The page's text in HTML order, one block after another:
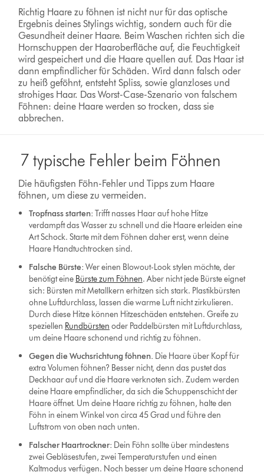
Richtig Haare zu föhnen ist nicht nur für das optische
Ergebnis deines Stylings wichtig, sondern auch für die
Gesundheit deiner Haare. Beim Waschen richten sich die
Hornschuppen der Haaroberfläche auf, die Feuchtigkeit
wird gespeichert und die Haare quellen auf. Das Haar ist
dann empfindlicher für Schäden. Wird dann falsch oder
zu heiß geföhnt, entsteht Spliss, sowie glanzloses und
strohiges Haar. Das Worst-Case-Szenario von falschem
Föhnen: deine Haare werden so trocken, dass sie
abbrechen.
7 typische Fehler beim Föhnen
Die häufigsten Föhn-Fehler und Tipps zum Haare
föhnen, um diese zu vermeiden.
Tropfnass starten: Trifft nasses Haar auf hohe Hitze
verdampft das Wasser zu schnell und die Haare erleiden eine
Art Schock. Starte mit dem Föhnen daher erst, wenn deine
Haare Handtuchtrocken sind.
Falsche Bürste: Wer einen Blowout-Look stylen möchte, der
benötigt eine Bürste zum Föhnen. Aber nicht jede Bürste eignet
sich: Bürsten mit Metallkern erhitzen sich stark. Plastikbürsten
ohne Luftdurchlass, lassen die warme Luft nicht zirkulieren.
Durch diese Hitze können Hitzeschäden entstehen. Greife zu
speziellen Rundbürsten oder Paddelbürsten mit Luftdurchlass,
um deine Haare schonend und richtig zu föhnen.
Gegen die Wuchsrichtung föhnen. Die Haare über Kopf für
extra Volumen föhnen? Besser nicht, denn das pustet das
Deckhaar auf und die Haare verknoten sich. Zudem werden
deine Haare empfindlicher, da sich die Schuppenschicht der
Haare öffnet. Um deine Haare richtig zu föhnen, halte den
Föhn in einem Winkel von circa 45 Grad und führe den
Luftstrom von oben nach unten.
Falscher Haartrockner: Dein Föhn sollte über mindestens
zwei Gebläsestufen, zwei Temperaturstufen und einen
Kaltmodus verfügen. Noch besser um deine Haare schonend